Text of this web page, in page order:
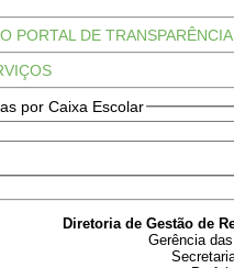
PORTAL DE
por Caixa Escolar
Diretoria de Gestão de
Gerência